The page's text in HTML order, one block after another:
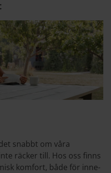
snabbt om våra
räcker till. Hos oss finns
komfort, både för inne-